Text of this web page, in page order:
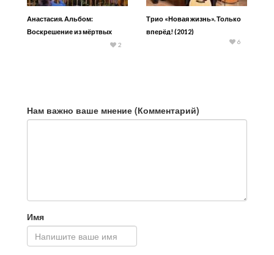
Анастасия. Альбом:
Воскрешение из мёртвых
2
Трио «Новая жизнь». Только
вперёд! (2012)
6
Нам важно ваше мнение (Комментарий)
Имя